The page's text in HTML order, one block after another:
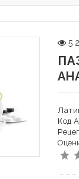
5
Код